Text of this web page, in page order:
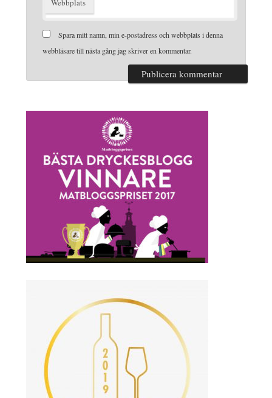
Webbplats
Spara mitt namn, min e-postadress och webbplats i denna
webbläsare till nästa gång jag skriver en kommentar.